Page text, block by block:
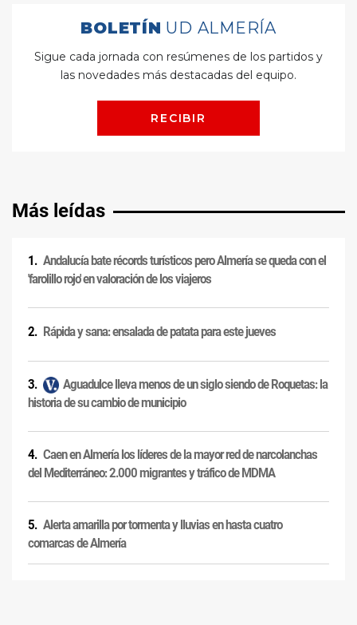
Más leídas
Andalucía bate récords turísticos pero Almería se queda con el
'farolillo rojo' en valoración de los viajeros
Rápida y sana: ensalada de patata para este jueves
Aguadulce lleva menos de un siglo siendo de Roquetas: la
historia de su cambio de municipio
Caen en Almería los líderes de la mayor red de narcolanchas
del Mediterráneo: 2.000 migrantes y tráfico de MDMA
Alerta amarilla por tormenta y lluvias en hasta cuatro
comarcas de Almería